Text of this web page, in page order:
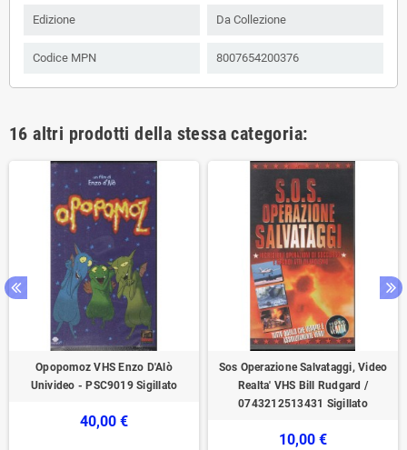
Edizione Da Collezione
Codice MPN 8007654200376
16 altri prodotti della stessa categoria:
Opopomoz VHS Enzo D'Alò
Univideo - PSC9019 Sigillato
40,00 €
Sos Operazione Salvataggi, Video
Realta' VHS Bill Rudgard /
0743212513431 Sigillato
10,00 €